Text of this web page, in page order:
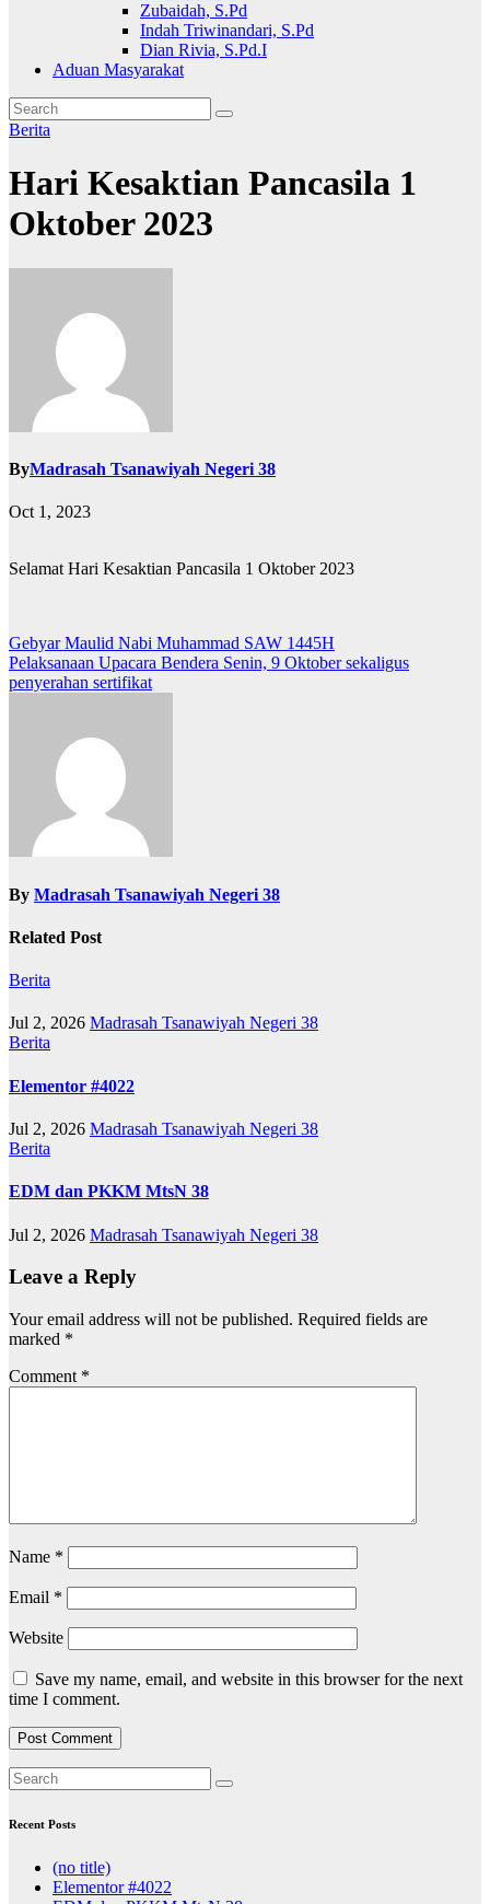
Zubaidah, S.Pd
Indah Triwinandari, S.Pd
Dian Rivia, S.Pd.I
Aduan Masyarakat
Berita
Hari Kesaktian Pancasila 1
Oktober 2023
ByMadrasah Tsanawiyah Negeri 38
Oct 1, 2023
Selamat Hari Kesaktian Pancasila 1 Oktober 2023
Post
navigation
Gebyar Maulid Nabi Muhammad SAW 1445H
Pelaksanaan Upacara Bendera Senin, 9 Oktober sekaligus
penyerahan sertifikat
By Madrasah Tsanawiyah Negeri 38
Related Post
Berita
Jul 2, 2026 Madrasah Tsanawiyah Negeri 38
Berita
Elementor #4022
Jul 2, 2026 Madrasah Tsanawiyah Negeri 38
Berita
EDM dan PKKM MtsN 38
Jul 2, 2026 Madrasah Tsanawiyah Negeri 38
Leave a Reply
Your email address will not be published. Required fields are
marked *
Comment *
Name *
Email *
Website
Save my name, email, and website in this browser for the next
time I comment.
Recent Posts
(no title)
Elementor #4022